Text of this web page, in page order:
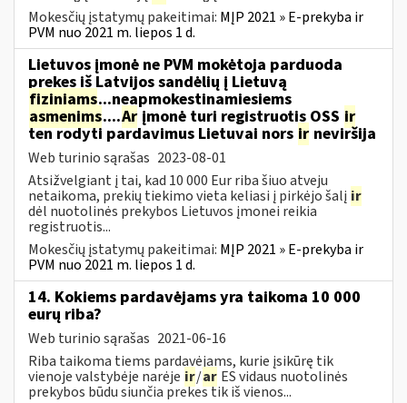
Mokesčių įstatymų pakeitimai: MĮP 2021 » E-prekyba ir
PVM nuo 2021 m. liepos 1 d.
Lietuvos įmonė ne PVM mokėtoja parduoda
prekes iš Latvijos sandėlių į Lietuvą
fiziniams...neapmokestinamiesiems
asmenims....Ar įmonė turi registruotis OSS ir
ten rodyti pardavimus Lietuvai nors ir neviršija
Web turinio sąrašas 2023-08-01
Atsižvelgiant į tai, kad 10 000 Eur riba šiuo atveju
netaikoma, prekių tiekimo vieta keliasi į pirkėjo šalį ir
dėl nuotolinės prekybos Lietuvos įmonei reikia
registruotis...
Mokesčių įstatymų pakeitimai: MĮP 2021 » E-prekyba ir
PVM nuo 2021 m. liepos 1 d.
14. Kokiems pardavėjams yra taikoma 10 000
eurų riba?
Web turinio sąrašas 2021-06-16
Riba taikoma tiems pardavėjams, kurie įsikūrę tik
vienoje valstybėje narėje ir/ar ES vidaus nuotolinės
prekybos būdu siunčia prekes tik iš vienos...